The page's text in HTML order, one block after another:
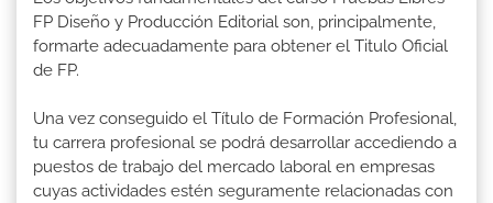
FP Diseño y Producción Editorial son, principalmente,
formarte adecuadamente para obtener el Titulo Oficial
de FP.
Una vez conseguido el Título de Formación Profesional,
tu carrera profesional se podrá desarrollar accediendo a
puestos de trabajo del mercado laboral en empresas
cuyas actividades estén seguramente relacionadas con